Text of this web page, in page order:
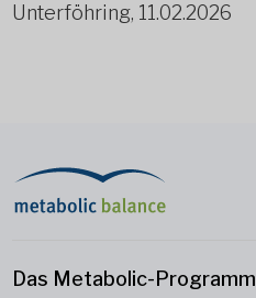
Unterföhring, 11.02.2026
Das Metabolic-Programm